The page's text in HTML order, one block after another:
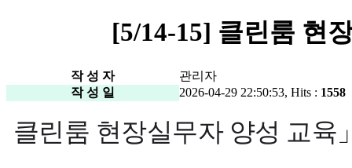
[5/14-15] 클린룸 현
작 성 자
관리자
작 성 일
2026-04-29 22:50:53, Hits : 1558
클린룸 현장실무자 양성 교육